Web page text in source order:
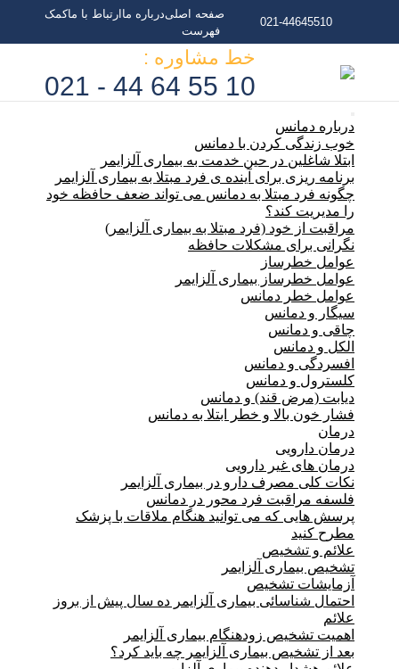
021-44645510
صفحه اصلیدرباره ما ارتباط با ماکمک
فهرست
خط مشاوره :
10 55 64 44 - 021
درباره دمانس
خوب زندگی کردن با دمانس
ابتلا شاغلین در حین خدمت به بیماری آلزایمر
برنامه ریزی برای آینده ی فرد مبتلا به بیماری آلزایمر
چگونه فرد مبتلا به دمانس می تواند ضعف حافظه خود
را مدیریت کند؟
مراقبت از خود (فرد مبتلا به بیماری آلزایمر)
نگرانی برای مشکلات حافظه
عوامل خطرساز
عوامل خطرساز بیماری آلزایمر
عوامل خطر دمانس
سیگار و دمانس
چاقی و دمانس
الکل و دمانس
افسردگی و دمانس
کلسترول و دمانس
دیابت (مرض قند) و دمانس
فشار خون بالا و خطر ابتلا به دمانس
درمان
درمان دارویی
درمان های غیر دارویی
نکات کلی مصرف دارو در بیماری آلزایمر
فلسفه مراقبت فرد محور در دمانس
پرسش هایی که می توانید هنگام ملاقات با پزشک
مطرح کنید
علائم و تشخیص
تشخیص بیماری آلزایمر
آزمایشات تشخیص
احتمال شناسائی بیماری آلزایمر ده سال پیش از بروز
علائم
اهمیت تشخیص زودهنگام بیماری آلزایمر
بعد از تشخیص بیماری آلزایمر چه باید کرد؟